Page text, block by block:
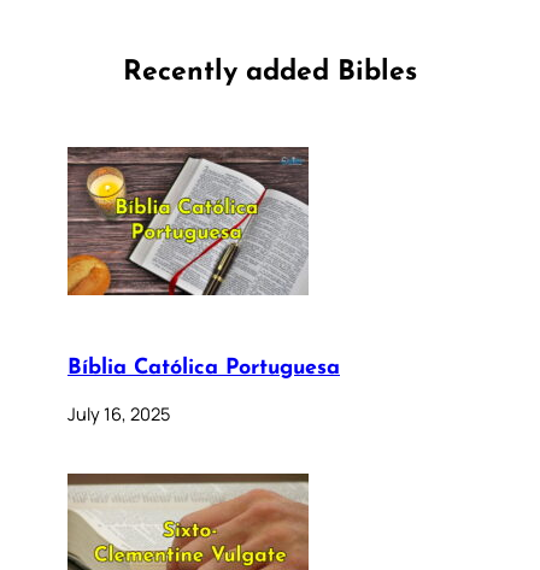
Recently added Bibles
Bíblia Católica Portuguesa
July 16, 2025